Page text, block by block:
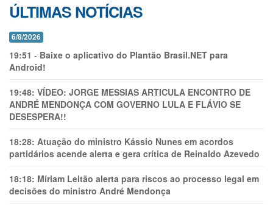
ÚLTIMAS NOTÍCIAS
6/8/2026
19:51 - Baixe o aplicativo do Plantão Brasil.NET para
Android!
19:48: VÍDEO: JORGE MESSIAS ARTICULA ENCONTRO DE
ANDRÉ MENDONÇA COM GOVERNO LULA E FLÁVIO SE
DESESPERA!!
18:28: Atuação do ministro Kássio Nunes em acordos
partidários acende alerta e gera crítica de Reinaldo Azevedo
18:18: Míriam Leitão alerta para riscos ao processo legal em
decisões do ministro André Mendonça